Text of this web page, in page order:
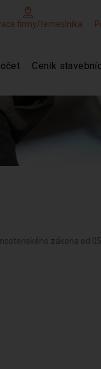
firmy/řemeslníka
Ceník
zákona od